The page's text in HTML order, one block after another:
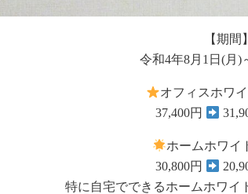
【期間】
令和4年8月1日(月)
オフィスホワ
37,400円
ホームホワイ
30,800円
特に自宅でできるホームホワイ